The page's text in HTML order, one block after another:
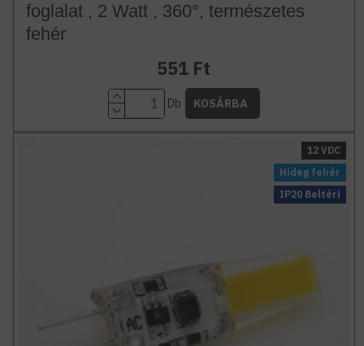
foglalat , 2 Watt , 360°, természetes
fehér
551 Ft
Db KOSÁRBA
Hideg fehér
IP20 Beltéri
12 VDC